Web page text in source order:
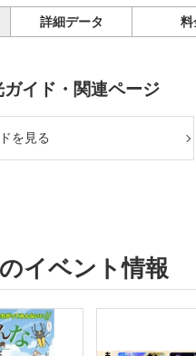
詳細データ 料
イド・関連ページ
を見る
イベント情報